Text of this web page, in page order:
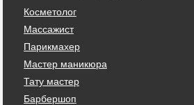
Косметолог
Массажист
Парикмахер
Мастер маникюра
Тату мастер
Барбершоп